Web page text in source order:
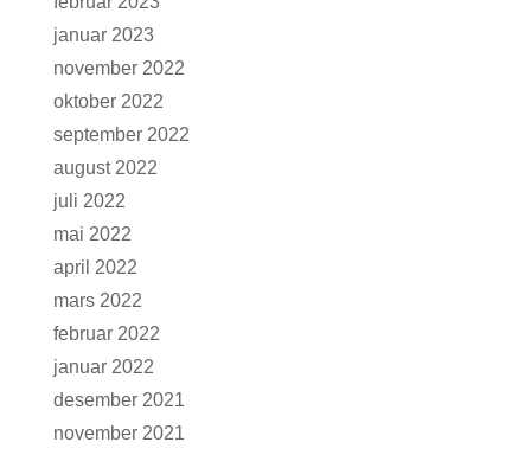
januar 2023
november 2022
oktober 2022
september 2022
august 2022
juli 2022
mai 2022
april 2022
mars 2022
februar 2022
januar 2022
desember 2021
november 2021